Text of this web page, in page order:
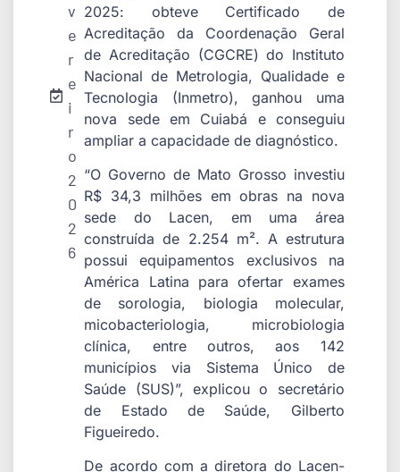
v
e
r
e
i
r
o
2
0
2
6
2025: obteve Certificado de
Acreditação da Coordenação Geral
de Acreditação (CGCRE) do Instituto
Nacional de Metrologia, Qualidade e
Tecnologia (Inmetro), ganhou uma
nova sede em Cuiabá e conseguiu
ampliar a capacidade de diagnóstico.
“O Governo de Mato Grosso investiu
R$ 34,3 milhões em obras na nova
sede do Lacen, em uma área
construída de 2.254 m². A estrutura
possui equipamentos exclusivos na
América Latina para ofertar exames
de sorologia, biologia molecular,
micobacteriologia, microbiologia
clínica, entre outros, aos 142
municípios via Sistema Único de
Saúde (SUS)”, explicou o secretário
de Estado de Saúde, Gilberto
Figueiredo.
De acordo com a diretora do Lacen-